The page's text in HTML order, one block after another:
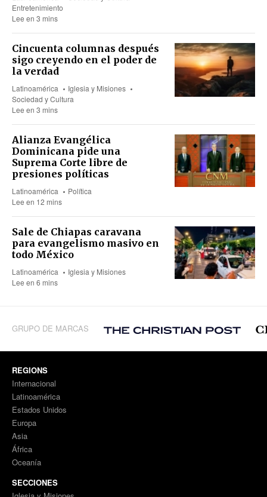
Entretenimiento
Lee en 3 mins
Cincuenta columnas después
sigo creyendo en el poder de
la verdad
Latinoamérica
Iglesia y Misiones
Sociedad y Cultura
Lee en 3 mins
Alianza Evangélica
Dominicana pide una
Suprema Corte libre de
presiones políticas
Latinoamérica
Política
Lee en 12 mins
Sale de Chiapas caravana
para evangelismo masivo en
todo México
Latinoamérica
Iglesia y Misiones
Lee en 6 mins
GRUPO DE MARCAS
REGIONS
Internacional
Latinoamérica
Estados Unidos
Europa
Asia
África
Oceanía
SECCIONES